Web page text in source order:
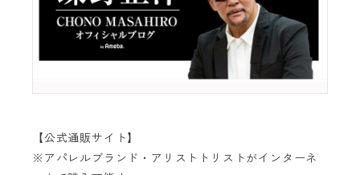
【公式通販サイト】
※アパレルブランド・アリストトリストがインターネ